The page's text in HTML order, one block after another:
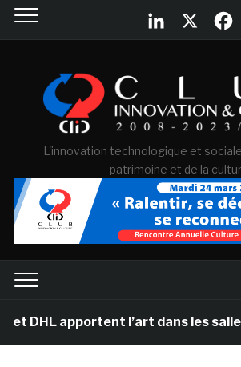
L'innovation technologique et
patrimoine et de la
apportent l’art dans les salles de